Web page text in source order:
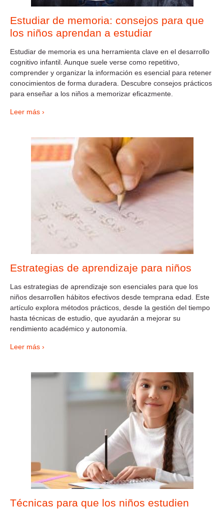
Estudiar de memoria: consejos para que
los niños aprendan a estudiar
Estudiar de memoria es una herramienta clave en el desarrollo
cognitivo infantil. Aunque suele verse como repetitivo,
comprender y organizar la información es esencial para retener
conocimientos de forma duradera. Descubre consejos prácticos
para enseñar a los niños a memorizar eficazmente.
Leer más ›
Estrategias de aprendizaje para niños
Las estrategias de aprendizaje son esenciales para que los
niños desarrollen hábitos efectivos desde temprana edad. Este
artículo explora métodos prácticos, desde la gestión del tiempo
hasta técnicas de estudio, que ayudarán a mejorar su
rendimiento académico y autonomía.
Leer más ›
Técnicas para que los niños estudien